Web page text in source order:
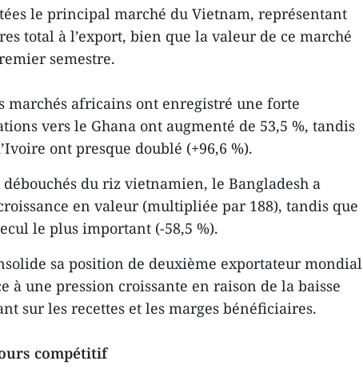
le principal marché du Vietnam, représentant
total à l’export, bien que la valeur de ce marché
semestre.
marchés africains ont enregistré une forte
vers le Ghana ont augmenté de 53,5 %, tandis
ont presque doublé (+96,6 %).
du riz vietnamien, le Bangladesh a
en valeur (multipliée par 188), tandis que
le plus important (-58,5 %).
sa position de deuxième exportateur mondial
à une pression croissante en raison de la baisse
sur les recettes et les marges bénéficiaires.
compétitif